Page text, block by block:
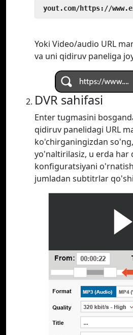
yout.com/https://
Yoki Video/audio URL
va uni qidiruv paneliga
DVR sahifasi
Enter tugmasini
qidiruv panelidagi URL
ko'chirganingizdan
yo'naltirilasiz, u erda har
konfiguratsiyani
jumladan subtitrlar